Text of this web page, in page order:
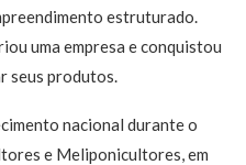
estruturado.
uma empresa e conquistou
seus produtos.
nacional durante o
e Meliponicultores, em